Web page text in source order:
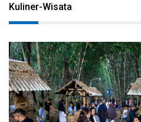
Kuliner-Wisata